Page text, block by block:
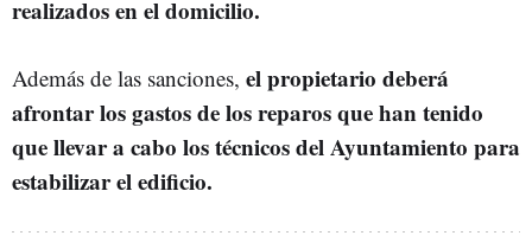
realizados en el domicilio.
Además de las sanciones, el propietario deberá
afrontar los gastos de los reparos que han tenido
que llevar a cabo los técnicos del Ayuntamiento para
estabilizar el edificio.